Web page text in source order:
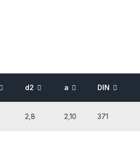
d2 a DIN
2,8 2,10 371